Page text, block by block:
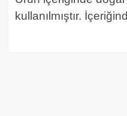
kullanılmıştır.